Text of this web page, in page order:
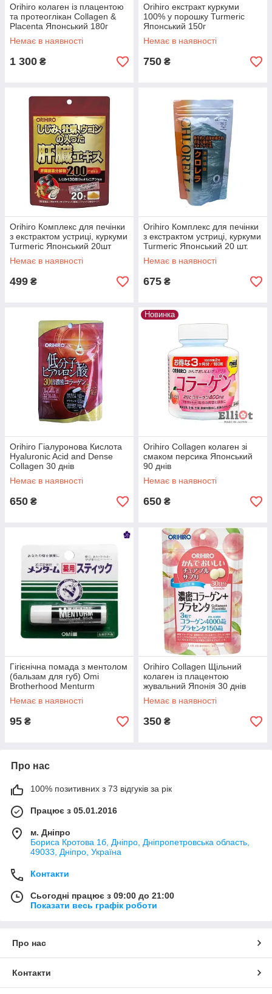
Orihiro колаген із плацентою
та протеоглікан Collagen &
Placenta Японський 180г
Немає в наявності
1 300 ₴
Orihiro екстракт куркуми
100% у порошку Turmeric
Японський 150г
Немає в наявності
750 ₴
Orihiro Комплекс для печінки
з екстрактом устриці, куркуми
Turmeric Японський 20шт
Немає в наявності
499 ₴
Orihiro Комплекс для печінки
з екстрактом устриці, куркуми
Turmeric Японський 20 шт.
Немає в наявності
675 ₴
Orihiro Гіалуронова Кислота
Hyaluronic Acid and Dense
Collagen 30 днів
Немає в наявності
650 ₴
Новинка
Orihiro Collagen колаген зі
смаком персика Японський
90 днів
Немає в наявності
650 ₴
Гігієнічна помада з ментолом
(бальзам для губ) Omi
Brotherhood Menturm
Японский
Немає в наявності
95 ₴
Orihiro Collagen Щільний
колаген із плацентою
жувальний Японія 30 днів
Немає в наявності
350 ₴
Про нас
100% позитивних з 73 відгуків за рік
Працює з 05.01.2016
м. Дніпро
Бориса Кротова 1б, Дніпро, Дніпропетровська область,
49033, Дніпро, Україна
Контакти
Сьогодні працює з 09:00 до 21:00
Показати весь графік роботи
Про нас
Контакти